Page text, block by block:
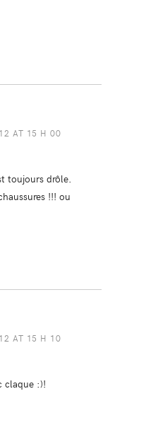
AT 15 H 00
toujours drôle.
!!! ou
AT 15 H 10
claque :)!